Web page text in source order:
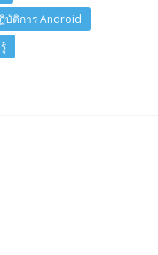
บัติการ Android